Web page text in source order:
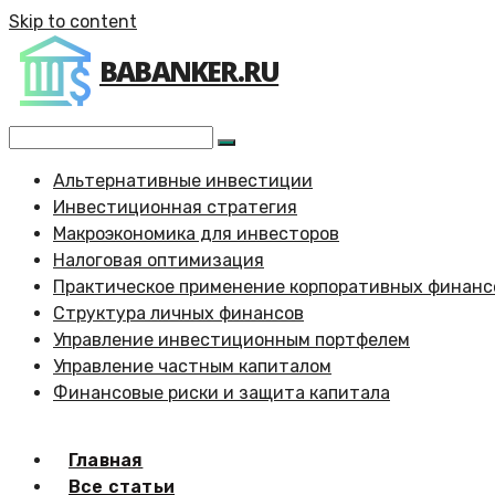
Skip to content
BABANKER.RU
Альтернативные инвестиции
Инвестиционная стратегия
Макроэкономика для инвесторов
Налоговая оптимизация
Практическое применение корпоративных
Структура личных финансов
Управление инвестиционным портфелем
Управление частным капиталом
Финансовые риски и защита капитала
Главная
Все статьи